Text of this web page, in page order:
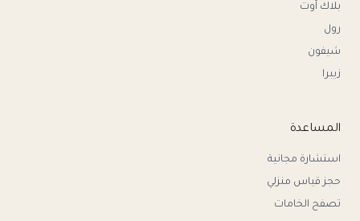
بلاك آوت
رول
شيفون
زيبرا
المساعدة
استشارة مجانية
حجز قياس منزلي
تصفح الخامات